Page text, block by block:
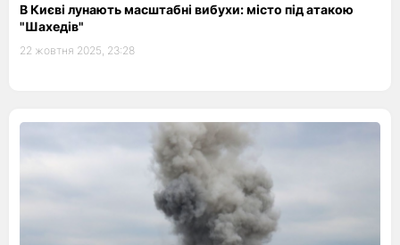
В Києві лунають масштабні вибухи: місто під атакою
"Шахедів"
22 жовтня 2025, 23:28